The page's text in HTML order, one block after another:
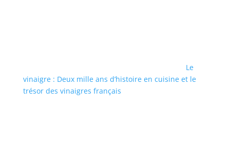
Le
vinaigre : Deux mille ans d’histoire en cuisine et le
trésor des vinaigres français